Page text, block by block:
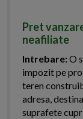
Pret
neafiliate
Intrebare:O
impozit pe
teren
adresa,
suprafete